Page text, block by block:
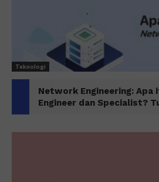
Teknologi
Network Engineering:
Engineer dan Specialist?